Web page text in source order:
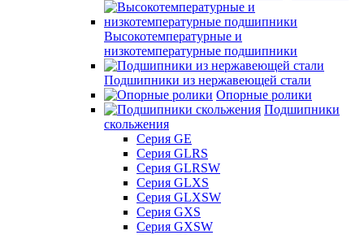
Высокотемпературные и
низкотемпературные подшипники
Подшипники из нержавеющей стали
Опорные ролики
Подшипники
скольжения
Серия GE
Серия GLRS
Серия GLRSW
Серия GLXS
Серия GLXSW
Серия GXS
Серия GXSW